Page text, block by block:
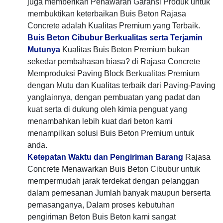
juga memberikan Penawaran Garansi Produk untuk
membuktikan keterbaikan Buis Beton Rajasa
Concrete adalah Kualitas Premium yang Terbaik.
Buis Beton Cibubur Berkualitas serta Terjamin
Mutunya Kualitas Buis Beton Premium bukan
sekedar pembahasan biasa? di Rajasa Concrete
Memproduksi Paving Block Berkualitas Premium
dengan Mutu dan Kualitas terbaik dari Paving-Paving
yanglainnya, dengan pembuatan yang padat dan
kuat serta di dukung oleh kimia penguat yang
menambahkan lebih kuat dari beton kami
menampilkan solusi Buis Beton Premium untuk
anda.
Ketepatan Waktu dan Pengiriman Barang Rajasa
Concrete Menawarkan Buis Beton Cibubur untuk
mempermudah jarak terdekat dengan pelanggan
dalam pemesanan Jumlah banyak maupun berserta
pemasanganya, Dalam proses kebutuhan
pengiriman Beton Buis Beton kami sangat